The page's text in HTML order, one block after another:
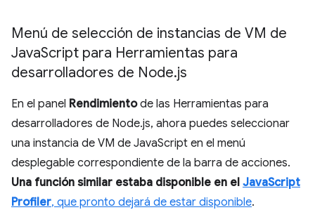
Menú de selección de instancias de VM de
JavaScript para Herramientas para
desarrolladores de Node.js
En el panel Rendimientode las Herramientas para
desarrolladores de Node.js, ahora puedes seleccionar
una instancia de VM de JavaScript en el menú
desplegable correspondiente de la barra de acciones.
Una función similar estaba disponible en el JavaScript
Profiler, que pronto dejará de estar disponible.